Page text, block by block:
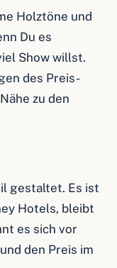
Holztöne und
Du es
Show willst.
des Preis-
zu den
gestaltet. Es ist
Hotels, bleibt
es sich vor
den Preis im